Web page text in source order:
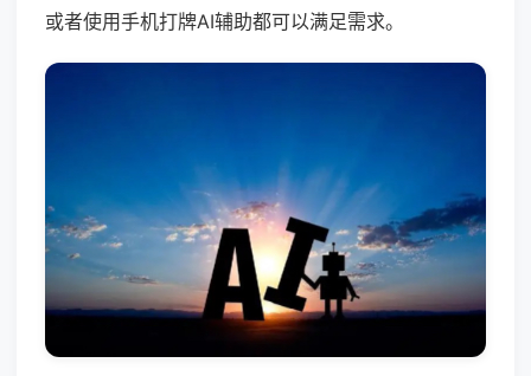
或者使用手机打牌AI辅助都可以满足需求。